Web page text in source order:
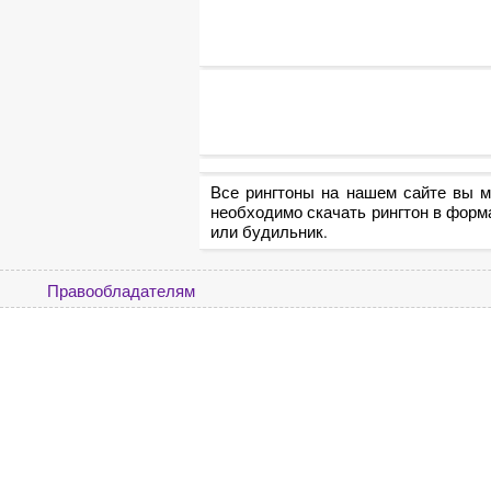
Все рингтоны на нашем сайте вы
необходимо скачать рингтон в
или будильник.
Правообладателям